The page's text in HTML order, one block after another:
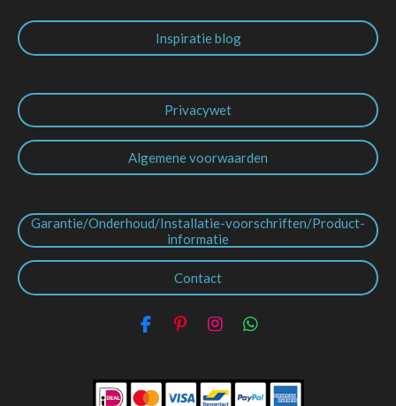
Inspiratie blog
Privacywet
Algemene voorwaarden
Garantie/Onderhoud/Installatie-voorschriften/Product-
informatie
Contact
F
e
b
P
t
e
I
t
a
W
t
s